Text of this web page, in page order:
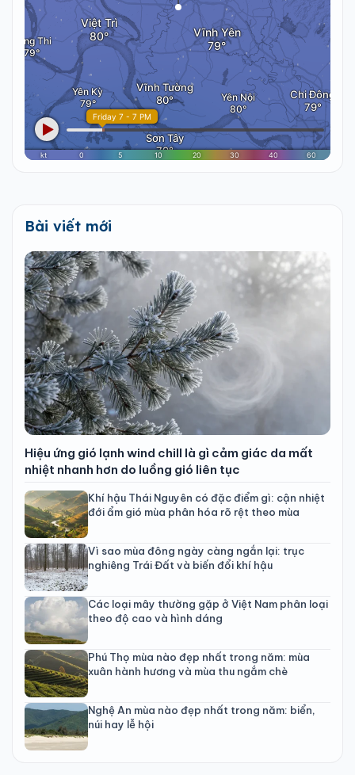
Bài viết mới
Hiệu ứng gió lạnh wind chill là gì cảm giác da mất
nhiệt nhanh hơn do luồng gió liên tục
Khí hậu Thái Nguyên có đặc điểm gì: cận nhiệt
đới ẩm gió mùa phân hóa rõ rệt theo mùa
Vì sao mùa đông ngày càng ngắn lại: trục
nghiêng Trái Đất và biến đổi khí hậu
Các loại mây thường gặp ở Việt Nam phân loại
theo độ cao và hình dáng
Phú Thọ mùa nào đẹp nhất trong năm: mùa
xuân hành hương và mùa thu ngắm chè
Nghệ An mùa nào đẹp nhất trong năm: biển,
núi hay lễ hội